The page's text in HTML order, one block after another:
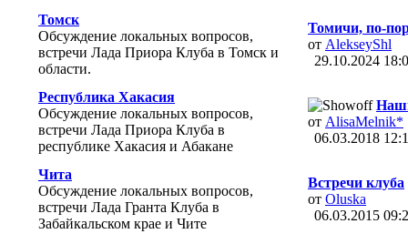
Томск
Обсуждение локальных вопросов,
встречи Лада Приора Клуба в Томск и
области.
Томичи, по-
от AlekseyShl
29.10.2024
Республика Хакасия
Обсуждение локальных вопросов,
встречи Лада Приора Клуба в
республике Хакасия и Абакане
от AlisaMelnik*
06.03.2018
Чита
Обсуждение локальных вопросов,
встречи Лада Гранта Клуба в
Забайкальском крае и Чите
Встречи клуба
от Oluska
06.03.2015